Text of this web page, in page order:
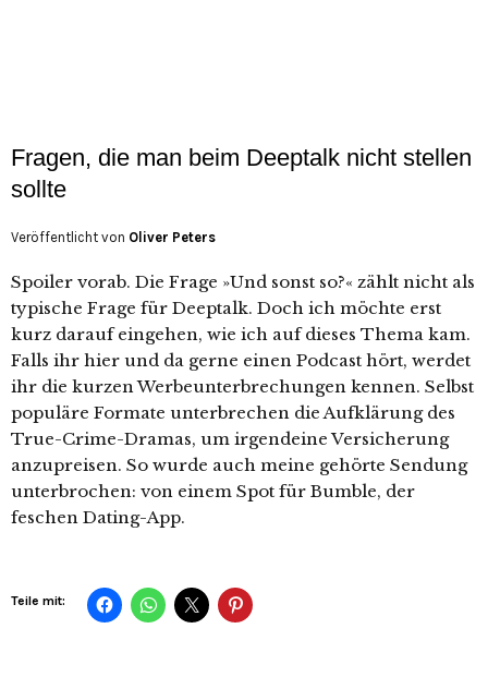
Fragen, die man beim Deeptalk nicht stellen
sollte
Veröffentlicht von Oliver Peters
Spoiler vorab. Die Frage »Und sonst so?« zählt nicht als
typische Frage für Deeptalk. Doch ich möchte erst
kurz darauf eingehen, wie ich auf dieses Thema kam.
Falls ihr hier und da gerne einen Podcast hört, werdet
ihr die kurzen Werbeunterbrechungen kennen. Selbst
populäre Formate unterbrechen die Aufklärung des
True-Crime-Dramas, um irgendeine Versicherung
anzupreisen. So wurde auch meine gehörte Sendung
unterbrochen: von einem Spot für Bumble, der
feschen Dating-App.
Teile mit: